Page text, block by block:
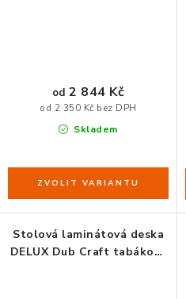
Skladem
od 2 350 Kč bez DPH
od 2 844 Kč
Stolová laminátová deska
DELUX Dub Craft tabákový